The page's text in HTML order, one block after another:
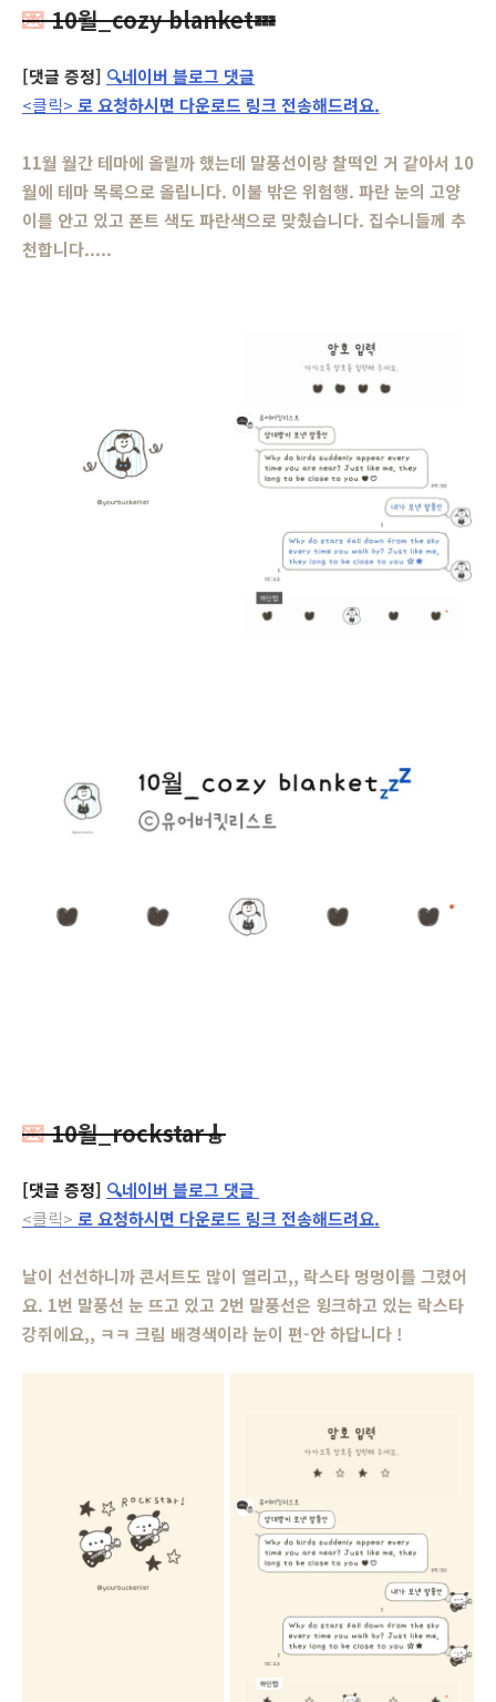
💌 10월_cozy blanket💤
[댓글 증정] 🔍네이버 블로그 댓글
<클릭> 로 요청하시면 다운로드 링크 전송해드려요.
11월 월간 테마에 올릴까 했는데 말풍선이랑 찰떡인 거 같아서 10
월에 테마 목록으로 올립니다. 이불 밖은 위험행. 파란 눈의 고양
이를 안고 있고 폰트 색도 파란색으로 맞췄습니다. 집수니들께 추
천합니다.....
💌 10월_rockstar🎸
[댓글 증정] 🔍네이버 블로그 댓글
<클릭> 로 요청하시면 다운로드 링크 전송해드려요.
날이 선선하니까 콘서트도 많이 열리고,, 락스타 멍멍이를 그렸어
요. 1번 말풍선 눈 뜨고 있고 2번 말풍선은 윙크하고 있는 락스타
강쥐에요,, ㅋㅋ 크림 배경색이라 눈이 편-안 하답니다 !